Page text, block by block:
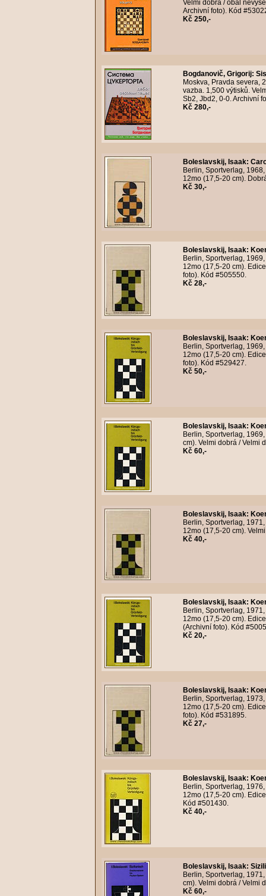
Velmi dobrá / obal
Archivní foto). Kód
Kč 250,-
Bogdanovič, Grigorij:
Moskva, Pravda severa,
vazba. 1,500 výtisků.
Sb2, Jbd2, 0-0. Archivní
Kč 280,-
Boleslavskij, Isaak:
Berlin, Sportverlag,
12mo (17,5-20 cm).
Kč 30,-
Boleslavskij, Isaak:
Berlin, Sportverlag,
12mo (17,5-20 cm).
foto). Kód #505550.
Kč 28,-
Boleslavskij, Isaak:
Berlin, Sportverlag,
12mo (17,5-20 cm).
foto). Kód #529427.
Kč 50,-
Boleslavskij, Isaak:
Berlin, Sportverlag,
cm). Velmi dobrá / Velmi
Kč 60,-
Boleslavskij, Isaak:
Berlin, Sportverlag,
12mo (17,5-20 cm).
Kč 40,-
Boleslavskij, Isaak:
Berlin, Sportverlag,
12mo (17,5-20 cm).
(Archivní foto). Kód
Kč 20,-
Boleslavskij, Isaak:
Berlin, Sportverlag,
12mo (17,5-20 cm).
foto). Kód #531895.
Kč 27,-
Boleslavskij, Isaak:
Berlin, Sportverlag,
12mo (17,5-20 cm).
Kód #501430.
Kč 40,-
Boleslavskij, Isaak:
Berlin, Sportverlag,
cm). Velmi dobrá / Velmi
Kč 60,-